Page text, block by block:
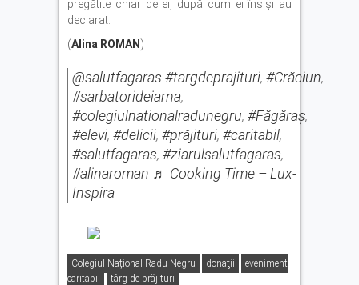
pregătite chiar de ei, după cum ei înşişi au
declarat.
(Alina ROMAN )
@salutfagaras #targdeprajituri, #Crăciun,
#sarbatorideiarna,
#colegiulnationalradunegru, #Făgăraș,
#elevi, #delicii, #prăjituri, #caritabil,
#salutfagaras, #ziarulsalutfagaras,
#alinaroman ♬ Cooking Time – Lux-
Inspira
Colegiul Național Radu Negru donaţii
eveniment
caritabil
târg de prăjituri